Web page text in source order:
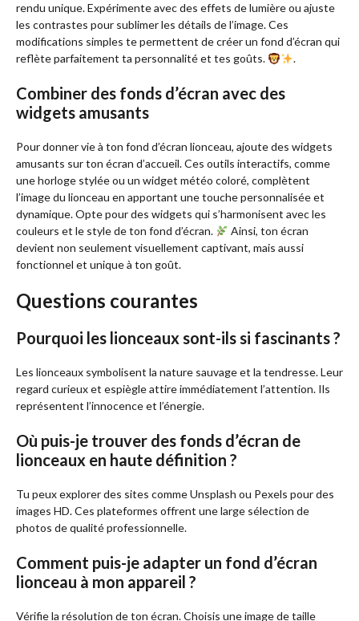
rendu unique. Expérimente avec des effets de lumière ou ajuste
les contrastes pour sublimer les détails de l’image. Ces
modifications simples te permettent de créer un fond d’écran qui
reflète parfaitement ta personnalité et tes goûts.
.
Combiner des fonds d’écran avec des
widgets amusants
Pour donner vie à ton fond d’écran lionceau, ajoute des widgets
amusants sur ton écran d’accueil. Ces outils interactifs, comme
une horloge stylée ou un widget météo coloré, complètent
l’image du lionceau en apportant une touche personnalisée et
dynamique. Opte pour des widgets qui s’harmonisent avec les
couleurs et le style de ton fond d’écran.
Ainsi, ton écran
devient non seulement visuellement captivant, mais aussi
fonctionnel et unique à ton goût.
Questions courantes
Pourquoi les lionceaux sont-ils si fascinants ?
Les lionceaux symbolisent la nature sauvage et la tendresse. Leur
regard curieux et espiègle attire immédiatement l’attention. Ils
représentent l’innocence et l’énergie.
Où puis-je trouver des fonds d’écran de
lionceaux en haute définition ?
Tu peux explorer des sites comme Unsplash ou Pexels pour des
images HD. Ces plateformes offrent une large sélection de
photos de qualité professionnelle.
Comment puis-je adapter un fond d’écran
lionceau à mon appareil ?
Vérifie la résolution de ton écran. Choisis une image de taille